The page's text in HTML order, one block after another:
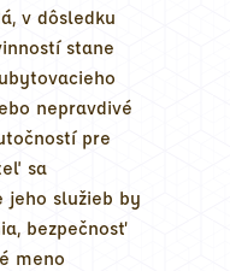
v dôsledku
stane
nepravdivé
pre
sa
jeho služieb by
bezpečnosť
meno